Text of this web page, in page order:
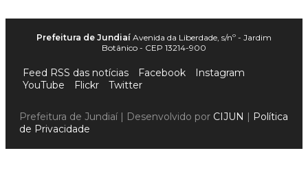
Prefeitura de Jundiaí Avenida da Liberdade, s/nº - Jardim
Botânico - CEP 13214-900
Feed RSS das notícias Facebook
Instagram
YouTube
Flickr Twitter
Prefeitura de Jundiaí | Desenvolvido por CIJUN
Política
de Privacidade